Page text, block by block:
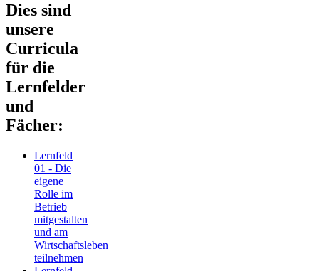
Dies sind
unsere
Curricula
für die
Lernfelder
und
Fächer:
Lernfeld
01 - Die
eigene
Rolle im
Betrieb
mitgestalten
und am
Wirtschaftsleben
teilnehmen